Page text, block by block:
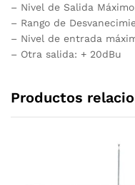
– Nivel de Salida
– Rango de
– Nivel de entrada
– Otra salida: + 20dBu
Productos